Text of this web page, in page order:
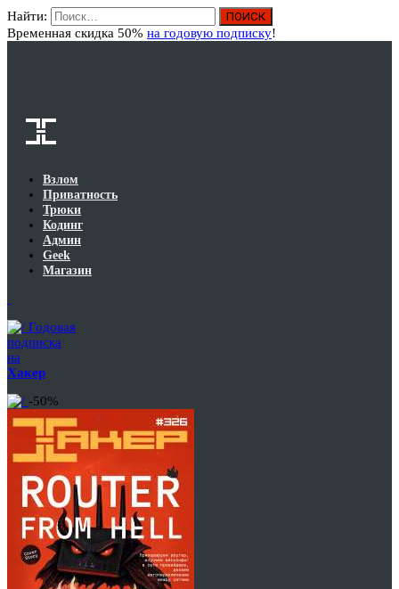
Найти:
Временная скидка 50% на годовую подписку!
Взлом
Приватность
Трюки
Кодинг
Админ
Geek
Магазин
Годовая
подписка
на
Хакер
-50%